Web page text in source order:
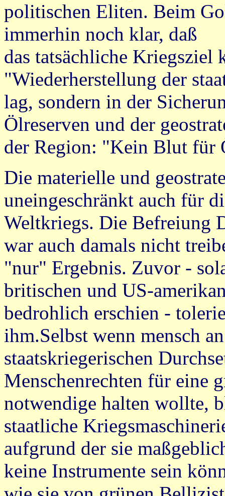
politischen Eliten. Beim
immerhin noch klar, daß
das tatsächliche Kriegsziel
"Wiederherstellung der
lag, sondern in der
Ölreserven und der
der Region: "Kein Blut für
Die materielle und
uneingeschränkt auch für
Weltkriegs. Die Befreiung
war auch damals nicht
"nur" Ergebnis. Zuvor -
britischen und US-
bedrohlich erschien -
ihm.Selbst wenn mensch
staatskriegerischen
Menschenrechten für eine
notwendige halten wollte,
staatliche
aufgrund der sie
keine Instrumente sein